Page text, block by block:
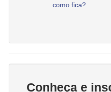
como fica?
Conheça e